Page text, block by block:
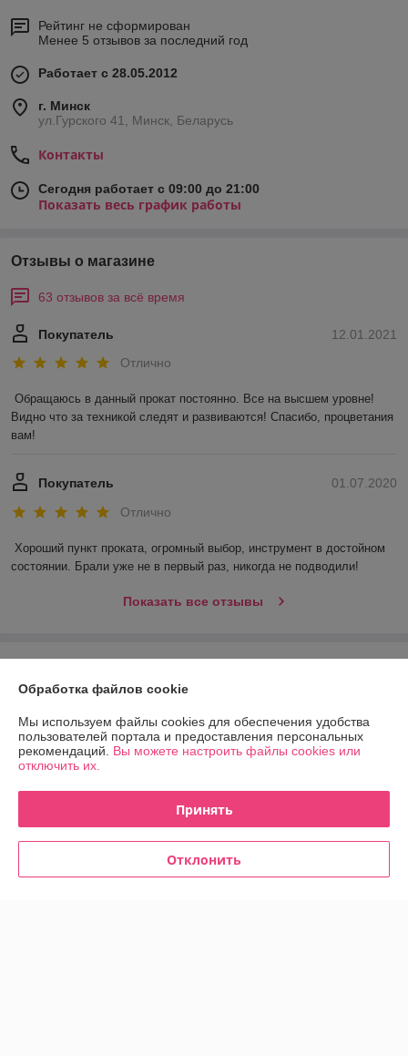
Рейтинг не сформирован
Менее 5 отзывов за последний год
Работает с 28.05.2012
г. Минск
ул.Гурского 41, Минск, Беларусь
Контакты
Сегодня работает с 09:00 до 21:00
Показать весь график работы
Отзывы о магазине
63 отзывов за всё время
12.01.2021
Покупатель
Отлично
Обращаюсь в данный прокат постоянно. Все на высшем уровне!
Видно что за техникой следят и развиваются! Спасибо, процветания
вам!
01.07.2020
Покупатель
Отлично
Хороший пункт проката, огромный выбор, инструмент в достойном
состоянии. Брали уже не в первый раз, никогда не подводили!
Показать все отзывы
О нас
Доставка и оплата
График работы
Политика обработки cookies
Обработка файлов cookie
Мы используем файлы cookies для обеспечения удобства
пользователей портала и предоставления персональных
рекомендаций. Вы можете настроить файлы cookies или
отключить их.
Принять
Отклонить